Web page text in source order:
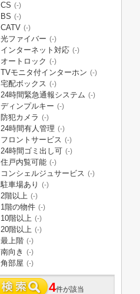
CS (-)
BS (-)
CATV (-)
光ファイバー (-)
インターネット対応 (-)
オートロック (-)
TVモニタ付インターホン (-)
宅配ボックス (-)
24時間緊急通報システム (-)
ディンプルキー (-)
防犯カメラ (-)
24時間有人管理 (-)
フロントサービス (-)
24時間ゴミ出し可 (-)
住戸内覧可能 (-)
コンシェルジュサービス (-)
駐車場あり (-)
2階以上 (-)
1階の物件 (-)
10階以上 (-)
20階以上 (-)
最上階 (-)
南向き (-)
角部屋 (-)
4件が該当